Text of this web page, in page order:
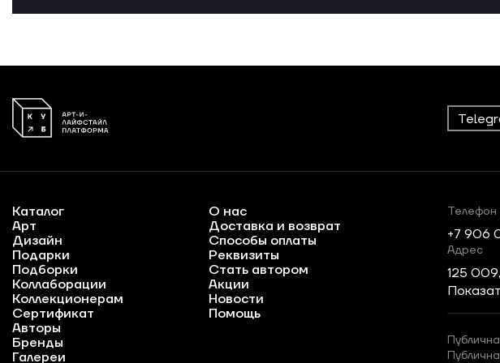
Каталог
Арт
Дизайн
Подарки
Подборки
Коллаборации
Коллекционерам
Сертификат
Авторы
Бренды
Галереи
О нас
Доставка и возврат
Способы оплаты
Реквизиты
Стать автором
Акции
Новости
Помощь
Телефон
+7 906
Адрес
125